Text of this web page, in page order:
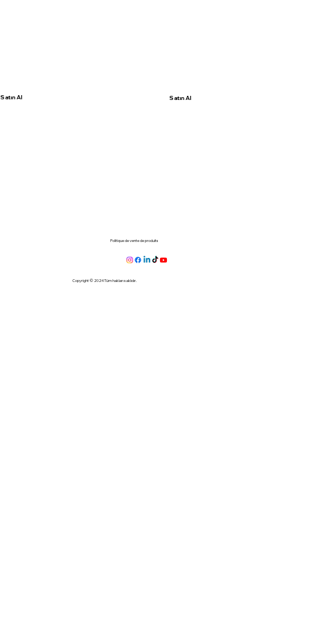
Satın Al Satın Al
Politique de vente de produits
Copyright © 2024 Tüm hakları saklıdır.